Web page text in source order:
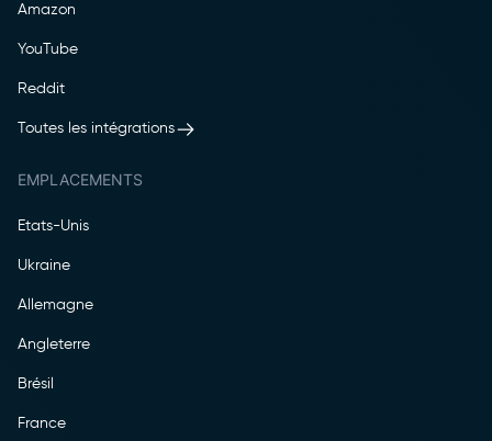
Amazon
YouTube
Reddit
Toutes les intégrations
EMPLACEMENTS
Etats-Unis
Ukraine
Allemagne
Angleterre
Brésil
France